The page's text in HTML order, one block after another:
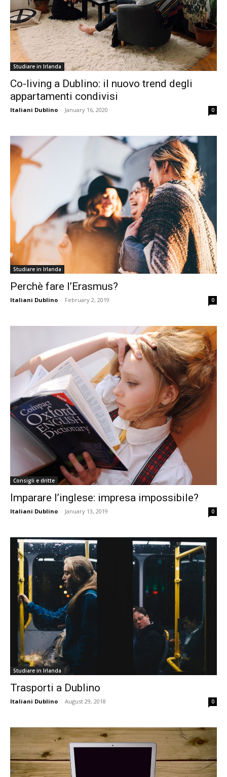
Studiare in Irlanda
Co-living a Dublino: il nuovo trend degli
appartamenti condivisi
Italiani Dublino - January 16, 2020 0
Studiare in Irlanda
Perchè fare l’Erasmus?
Italiani Dublino - February 2, 2019 0
Consigli e dritte
Imparare l’inglese: impresa impossibile?
Italiani Dublino - January 13, 2019 0
Studiare in Irlanda
Trasporti a Dublino
Italiani Dublino - August 29, 2018 0